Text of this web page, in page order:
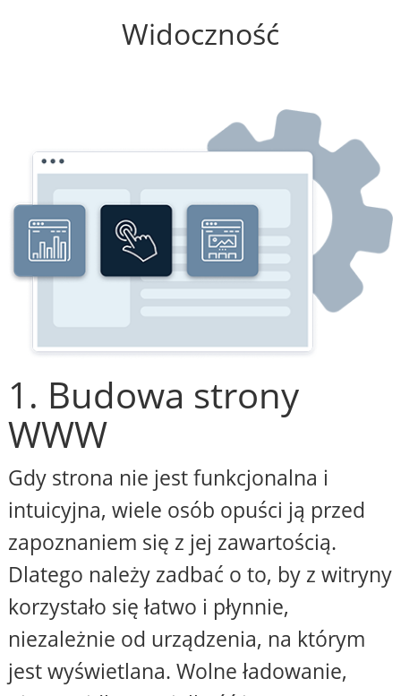
Widoczność
1. Budowa strony
WWW
Gdy strona nie jest funkcjonalna i
intuicyjna, wiele osób opuści ją przed
zapoznaniem się z jej zawartością.
Dlatego należy zadbać o to, by z witryny
korzystało się łatwo i płynnie,
niezależnie od urządzenia, na którym
jest wyświetlana. Wolne ładowanie,